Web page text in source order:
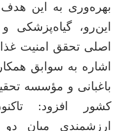
بهره‌وری به این
این‌رو، گیاه‌پزشکی
اصلی تحقق امنیت
اشاره به سوابق
باغبانی و مؤسسه
کشور افزود:
ارزشمندی میان